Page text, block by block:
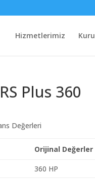
Hizmetlerimiz
Plus 360
Değerleri
Orijinal Değerler
360 HP